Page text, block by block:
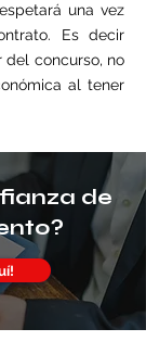
una vez
Es decir
del concurso, no
al tener
de